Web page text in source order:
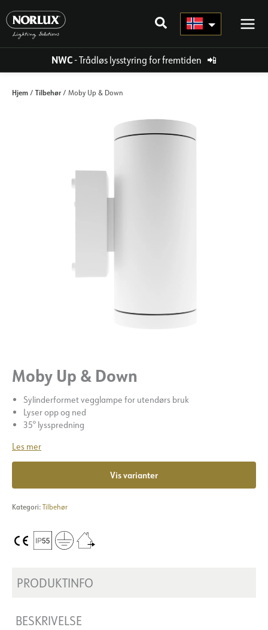
rett
innholdet
NWC- Trådløs lysstyring for fremtiden 📲
Hjem / Tilbehør/ Moby Up & Down
Moby Up & Down
Sylinderformet vegglampe for utendørs bruk
Lyser opp og ned
35° lysspredning
Les mer
Vis varianter
Kategori: Tilbehør
PRODUKTINFO
BESKRIVELSE